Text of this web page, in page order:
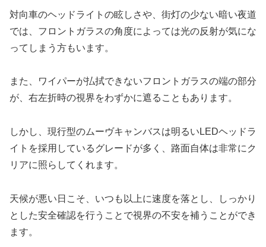
対向車のヘッドライトの眩しさや、街灯の少ない暗い夜道
では、フロントガラスの角度によっては光の反射が気にな
ってしまう方もいます。
また、ワイパーが払拭できないフロントガラスの端の部分
が、右左折時の視界をわずかに遮ることもあります。
しかし、現行型のムーヴキャンバスは明るいLEDヘッドラ
イトを採用しているグレードが多く、路面自体は非常にク
リアに照らしてくれます。
天候が悪い日こそ、いつも以上に速度を落とし、しっかり
とした安全確認を行うことで視界の不安を補うことができ
ます。